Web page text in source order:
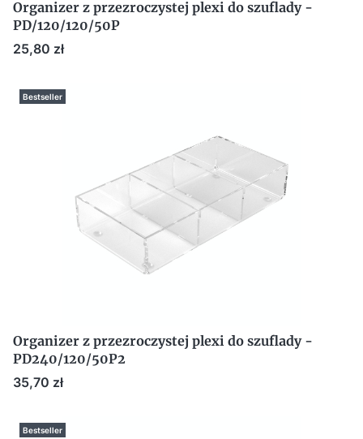
Organizer z przezroczystej plexi do szuflady -
PD/120/120/50P
Cena
25,80 zł
Bestseller
Organizer z przezroczystej plexi do szuflady -
PD240/120/50P2
Cena
35,70 zł
Bestseller